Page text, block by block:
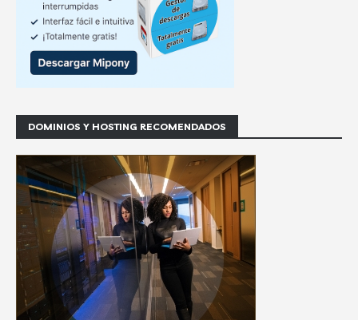
DOMINIOS Y HOSTING RECOMENDADOS